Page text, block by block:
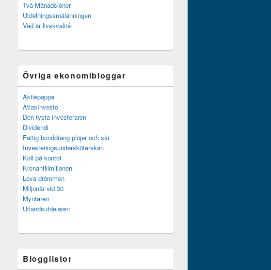
Två Månadslöner
Utdelningssmålänningen
Vad är livskvalité
Övriga ekonomibloggar
Aktiepappa
AtlasInvesto
Den tysta investeraren
Dividendi
Fattig bonddräng plöjer och sår
Investeringsundersköterskan
Koll på kontot
Kronantillmiljonen
Leva drömmen
Miljonär vid 30
Myntaren
Utlandsutdelaren
Blogglistor